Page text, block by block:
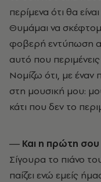
περίμενα ότι θα
Θυμάμαι να
φοβερή εντύπωση
αυτό που
Νομίζω ότι, με έναν
στη μουσική μου:
κάτι που δεν το
― Και η πρώτη σου
Σίγουρα το πιάνο
παίζει ενώ εμείς